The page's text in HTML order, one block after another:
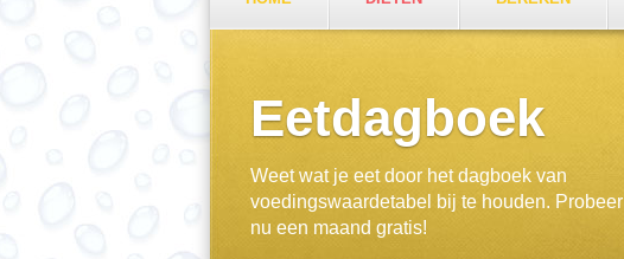
Eetdagboek
Weet wat je eet door het dagboek van
voedingswaardetabel bij te houden. Probeer
nu een maand gratis!